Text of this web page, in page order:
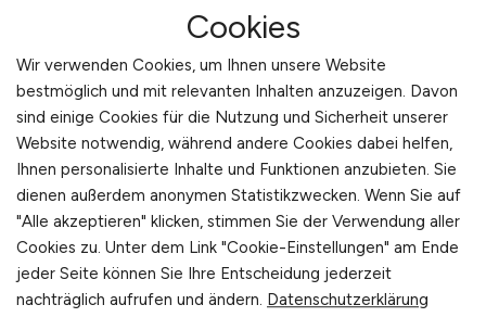
Ich stimme zu, dass meine Daten und
Angaben zur Beantwortung meiner
Anfrage elektronisch erhoben und
gespeichert werden.
Jobfinder-Account erstellen
*Pflichtfelder
Cookies
Wir verwenden Cookies, um Ihnen unsere Website
bestmöglich und mit relevanten Inhalten anzuzeigen. Davon
sind einige Cookies für die Nutzung und Sicherheit unserer
Website notwendig, während andere Cookies dabei helfen,
Ihnen personalisierte Inhalte und Funktionen anzubieten. Sie
dienen außerdem anonymen Statistikzwecken. Wenn Sie auf
"Alle akzeptieren" klicken, stimmen Sie der Verwendung aller
Cookies zu. Unter dem Link "Cookie-Einstellungen" am Ende
jeder Seite können Sie Ihre Entscheidung jederzeit
nachträglich aufrufen und ändern. Datenschutzerklärung